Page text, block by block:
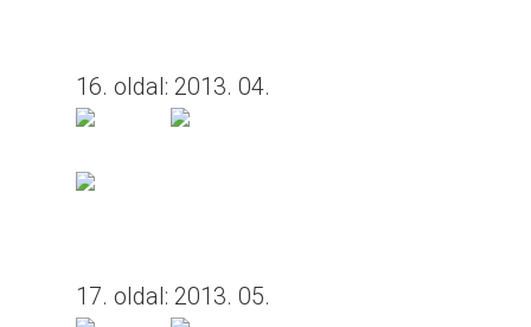
16. oldal: 2013. 04.
17. oldal: 2013. 05.